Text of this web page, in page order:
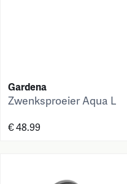
Gardena
Zwenksproeier Aqua L
€ 48.99